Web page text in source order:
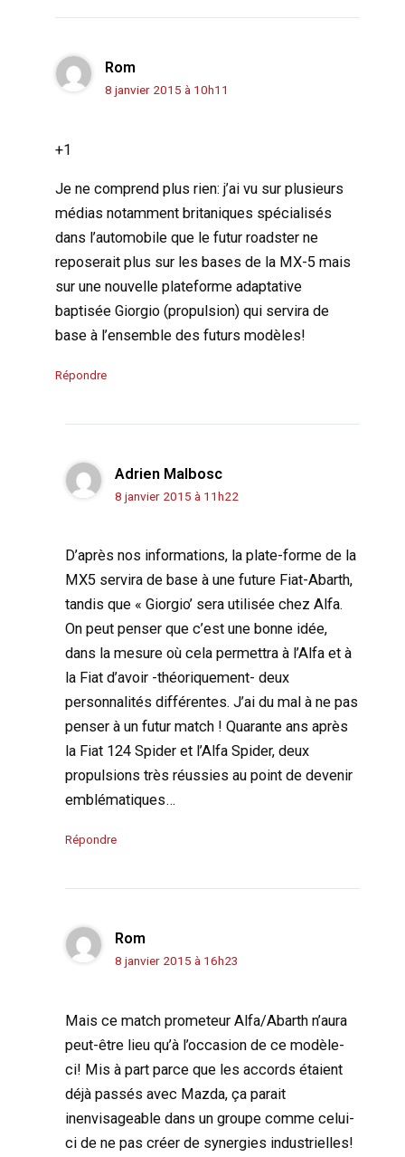
Rom
8 janvier 2015 à 10h11
+1
Je ne comprend plus rien: j’ai vu sur plusieurs
médias notamment britaniques spécialisés
dans l’automobile que le futur roadster ne
reposerait plus sur les bases de la MX-5 mais
sur une nouvelle plateforme adaptative
baptisée Giorgio (propulsion) qui servira de
base à l’ensemble des futurs modèles!
Répondre
Adrien Malbosc
8 janvier 2015 à 11h22
D’après nos informations, la plate-forme de la
MX5 servira de base à une future Fiat-Abarth,
tandis que « Giorgio’ sera utilisée chez Alfa.
On peut penser que c’est une bonne idée,
dans la mesure où cela permettra à l’Alfa et à
la Fiat d’avoir -théoriquement- deux
personnalités différentes. J’ai du mal à ne pas
penser à un futur match ! Quarante ans après
la Fiat 124 Spider et l’Alfa Spider, deux
propulsions très réussies au point de devenir
emblématiques…
Répondre
Rom
8 janvier 2015 à 16h23
Mais ce match prometeur Alfa/Abarth n’aura
peut-être lieu qu’à l’occasion de ce modèle-
ci! Mis à part parce que les accords étaient
déjà passés avec Mazda, ça parait
inenvisageable dans un groupe comme celui-
ci de ne pas créer de synergies industrielles!